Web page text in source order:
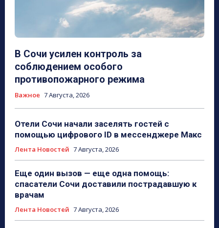
В Сочи усилен контроль за
соблюдением особого
противопожарного режима
Важное 7 Августа, 2026
Отели Сочи начали заселять гостей с
помощью цифрового ID в мессенджере Макс
Лента Новостей 7 Августа, 2026
Еще один вызов — еще одна помощь:
спасатели Сочи доставили пострадавшую к
врачам
Лента Новостей 7 Августа, 2026